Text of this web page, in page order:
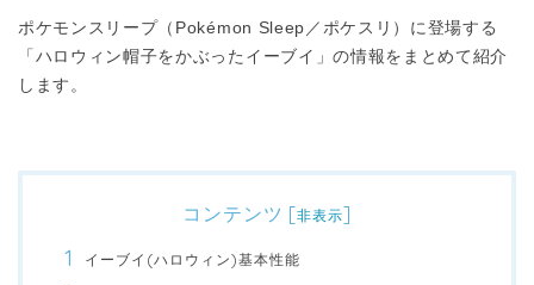
ポケモンスリープ（Pokémon Sleep／ポケスリ）に登場する
「ハロウィン帽子をかぶったイーブイ」の情報をまとめて紹介
します。
コンテンツ [非表示]
イーブイ(ハロウィン)基本性能